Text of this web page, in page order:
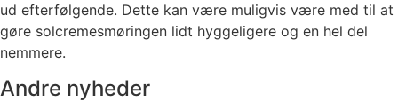
ud efterfølgende. Dette kan være muligvis være med til at
gøre solcremesmøringen lidt hyggeligere og en hel del
nemmere.
Andre nyheder